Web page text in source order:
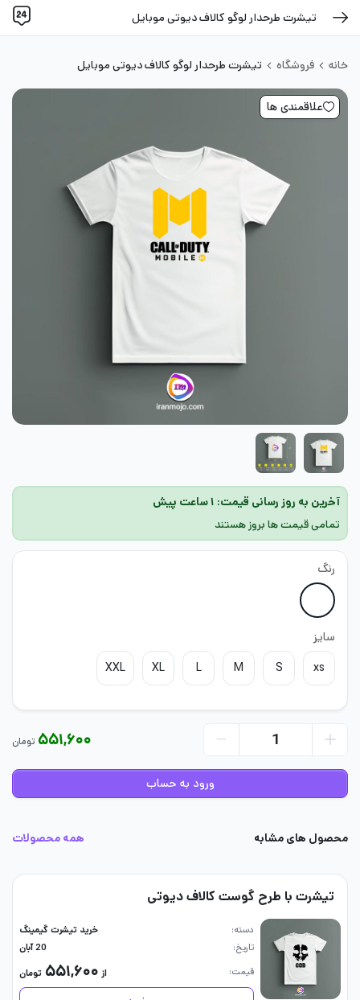
تیشرت طرحدار لوگو کالاف دیوتی موبایل
خانه فروشگاه تیشرت طرحدار لوگو کالاف دیوتی موبایل
علاقمندی ها
آخرین به روز رسانی قیمت: ۱ ساعت پیش
تمامی قیمت ها بروز هستند
رنگ
سایز
xs
S
M
L
XL
XXL
۵۵۱,۶۰۰ تومان
ورود به حساب
محصول های مشابه همه محصولات
تیشرت با طرح گوست کالاف دیوتی
دسته
خرید تیشرت گیمینگ
تاریخ
20 آبان
قیمت
از ۵۵۱,۶۰۰ تومان